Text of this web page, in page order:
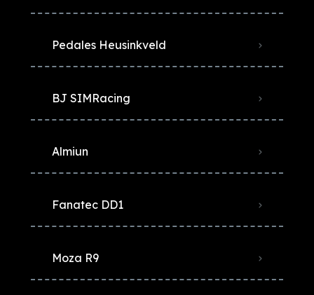
Pedales Heusinkveld
BJ SIMRacing
Almiun
Fanatec DD1
Moza R9